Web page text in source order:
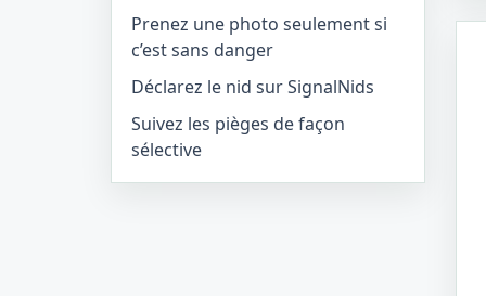
Prenez une photo seulement si
c’est sans danger
Déclarez le nid sur SignalNids
Suivez les pièges de façon
sélective